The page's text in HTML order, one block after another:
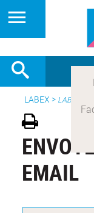
LABEX > LABEX
EMAIL